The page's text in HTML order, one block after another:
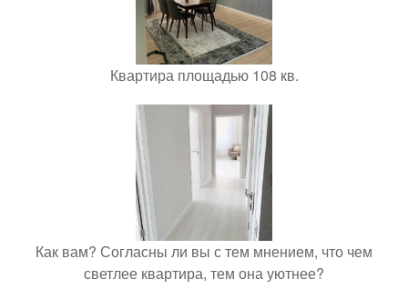
Квартира площадью 108 кв.
Как вам? Согласны ли вы с тем мнением, что чем
светлее квартира, тем она уютнее?